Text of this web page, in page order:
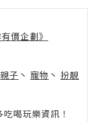
價企劃》
親子 丶 寵物 丶 扮靚
喝玩樂資訊！